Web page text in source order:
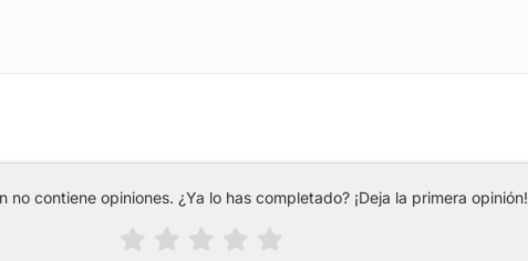
no contiene opiniones. ¿Ya lo has completado? ¡Deja la primera opinión!